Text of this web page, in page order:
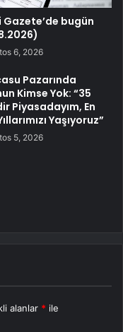
Gazete’de bugün
6, 2026
Pazarında
Kimse Yok: “35
Piyasadayım, En
Yaşıyoruz”
5, 2026
alanlar * ile